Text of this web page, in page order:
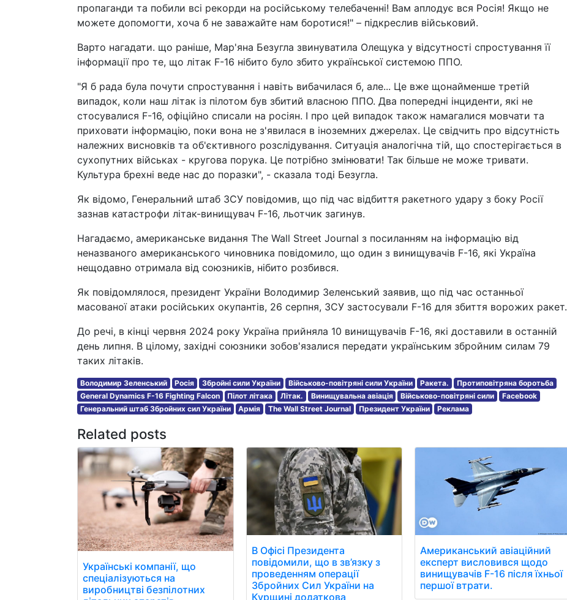
пропаганди та побили всі рекорди на російському телебаченні! Вам аплодує вся Росія! Якщо не
можете допомогти, хоча б не заважайте нам боротися!" – підкреслив військовий.
Варто нагадати. що раніше, Мар'яна Безугла звинуватила Олещука у відсутності спростування її
інформації про те, що літак F-16 нібито було збито української системою ППО.
"Я б рада була почути спростування і навіть вибачилася б, але... Це вже щонайменше третій
випадок, коли наш літак із пілотом був збитий власною ППО. Два попередні інциденти, які не
стосувалися F-16, офіційно списали на росіян. І про цей випадок також намагалися мовчати та
приховати інформацію, поки вона не з'явилася в іноземних джерелах. Це свідчить про відсутність
належних висновків та об'єктивного розслідування. Ситуація аналогічна тій, що спостерігається в
сухопутних військах - кругова порука. Це потрібно змінювати! Так більше не може тривати.
Культура брехні веде нас до поразки", - сказала тоді Безугла.
Як відомо, Генеральний штаб ЗСУ повідомив, що під час відбиття ракетного удару з боку Росії
зазнав катастрофи літак-винищувач F-16, льотчик загинув.
Нагадаємо, американське видання The Wall Street Journal з посиланням на інформацію від
неназваного американського чиновника повідомило, що один з винищувачів F-16, які Україна
нещодавно отримала від союзників, нібито розбився.
Як повідомлялося, президент України Володимир Зеленський заявив, що під час останньої
масованої атаки російських окупантів, 26 серпня, ЗСУ застосували F-16 для збиття ворожих ракет.
До речі, в кінці червня 2024 року Україна прийняла 10 винищувачів F-16, які доставили в останній
день липня. В цілому, західні союзники зобов'язалися передати українським збройним силам 79
таких літаків.
Володимир Зеленський Росія Збройні сили України Військово-повітряні сили України Ракета.
Протиповітряна боротьба
General Dynamics F-16 Fighting Falcon
Пілот літака Літак. Винищувальна авіація Військово-повітряні сили
Facebook
Генеральний штаб Збройних сил України
Армія The Wall Street Journal Президент України Реклама
Related posts
Українські компанії, що
спеціалізуються на
виробництві безпілотних
В Офісі Президента
повідомили, що в зв’язку з
проведенням операції
Збройних Сил України на
Курщині додаткова
Американський авіаційний
експерт висловився щодо
винищувачів F-16 після їхньої
першої втрати.